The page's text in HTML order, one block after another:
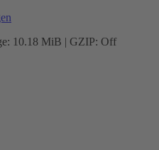
10.18 MiB | GZIP: Off